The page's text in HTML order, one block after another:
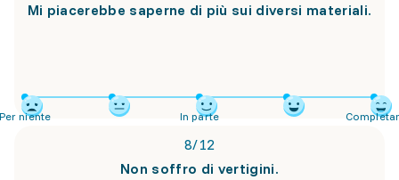
Mi piacerebbe saperne di più sui diversi materiali.
niente In parte
8/12
Non soffro di vertigini.